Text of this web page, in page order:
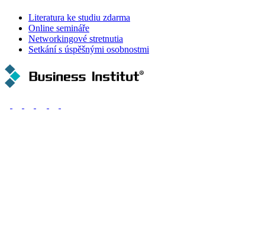
Literatura ke studiu zdarma
Online semináře
Networkingové stretnutia
Setkání s úspěšnými osobnostmi